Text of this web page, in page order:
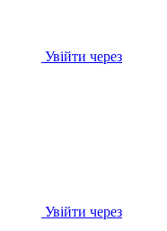
Увійти через
Увійти через